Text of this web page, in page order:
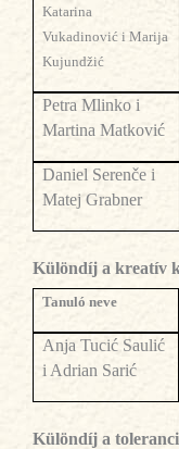
Katarina
Vukadinović i Marija
Kujundžić
Petra Mlinko i
Martina Matković
Daniel Serenče i
Matej Grabner
Különdíj a kreatív
Tanuló neve
Anja Tucić Saulić
i Adrian Sarić
Különdíj a